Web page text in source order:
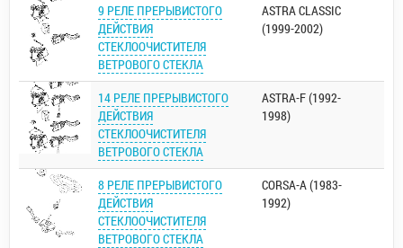
9 РЕЛЕ ПРЕРЫВИСТОГО
ДЕЙСТВИЯ
СТЕКЛООЧИСТИТЕЛЯ
ВЕТРОВОГО СТЕКЛА
ASTRA CLASSIC
(1999-2002)
14 РЕЛЕ ПРЕРЫВИСТОГО
ДЕЙСТВИЯ
СТЕКЛООЧИСТИТЕЛЯ
ВЕТРОВОГО СТЕКЛА
ASTRA-F (1992-
1998)
8 РЕЛЕ ПРЕРЫВИСТОГО
ДЕЙСТВИЯ
СТЕКЛООЧИСТИТЕЛЯ
ВЕТРОВОГО СТЕКЛА
CORSA-A (1983-
1992)